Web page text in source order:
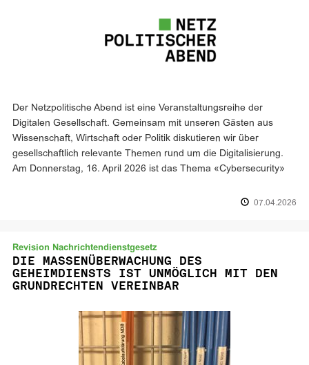
Der Netzpolitische Abend ist eine Veranstaltungsreihe der
Digitalen Gesellschaft. Gemeinsam mit unseren Gästen aus
Wissenschaft, Wirtschaft oder Politik diskutieren wir über
gesellschaftlich relevante Themen rund um die Digitalisierung.
Am Donnerstag, 16. April 2026 ist das Thema «Cybersecurity»
07.04.2026
Revision Nachrichtendienstgesetz
DIE MASSENÜBERWACHUNG DES
GEHEIMDIENSTS IST UNMÖGLICH MIT DEN
GRUNDRECHTEN VEREINBAR